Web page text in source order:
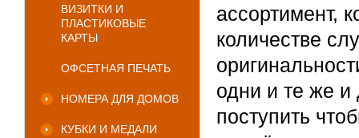
ВИЗИТКИ И
ПЛАСТИКОВЫЕ
КАРТЫ
ОФСЕТНАЯ ПЕЧАТЬ
НОМЕРА ДЛЯ ДОМОВ
КУБКИ И МЕДАЛИ
ассортимент,
количестве
одни и те же
поступить